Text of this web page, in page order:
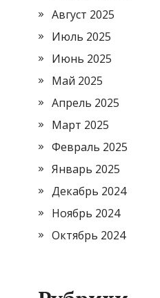
Август 2025
Июль 2025
Июнь 2025
Май 2025
Апрель 2025
Март 2025
Февраль 2025
Январь 2025
Декабрь 2024
Ноябрь 2024
Октябрь 2024